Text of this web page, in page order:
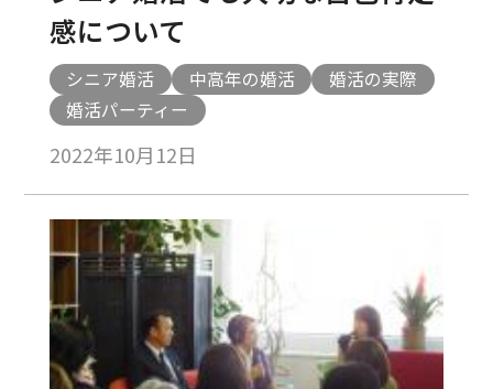
感について
シニア婚活 中高年の婚活
婚活の実際
婚活パーティー
2022年10月12日